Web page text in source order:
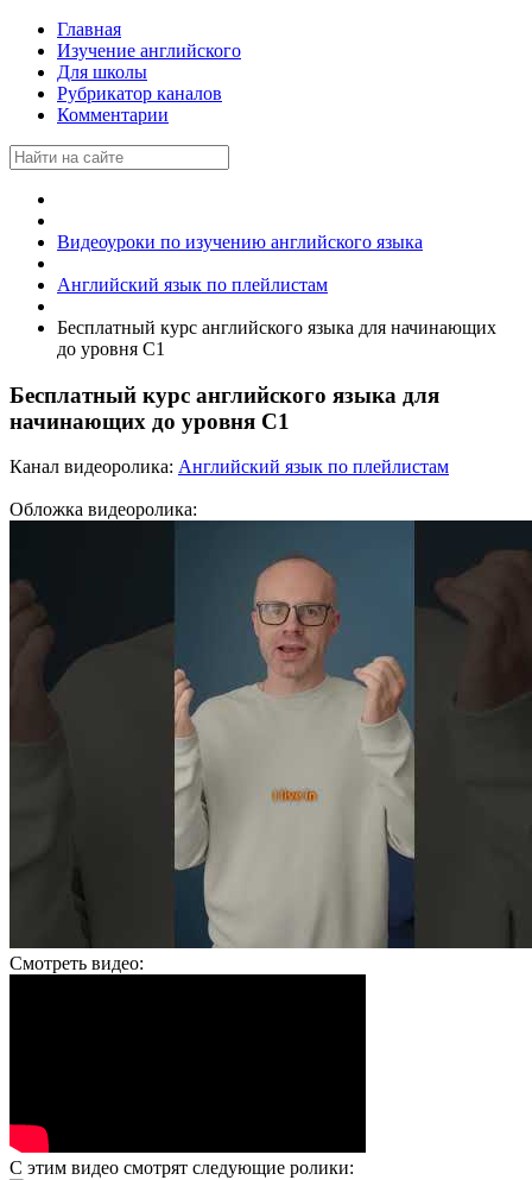
Главная
Изучение английского
Для школы
Рубрикатор каналов
Комментарии
Видеоуроки по изучению английского языка
Английский язык по плейлистам
Бесплатный курс английского языка для начинающих
до уровня С1
Бесплатный курс английского языка для
начинающих до уровня С1
Канал видеоролика: Английский язык по плейлистам
Обложка видеоролика:
Смотреть видео:
С этим видео смотрят следующие ролики: